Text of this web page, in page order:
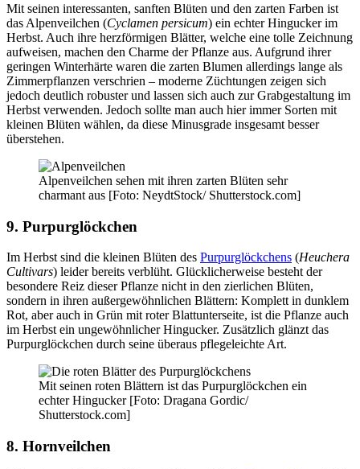
Mit seinen interessanten, sanften Blüten und den zarten Farben ist
das Alpenveilchen (Cyclamen persicum) ein echter Hingucker im
Herbst. Auch ihre herzförmigen Blätter, welche eine tolle Zeichnung
aufweisen, machen den Charme der Pflanze aus. Aufgrund ihrer
geringen Winterhärte waren die zarten Blumen allerdings lange als
Zimmerpflanzen verschrien – moderne Züchtungen zeigen sich
jedoch deutlich robuster und lassen sich auch zur Grabgestaltung im
Herbst verwenden. Jedoch sollte man auch hier immer Sorten mit
kleinen Blüten wählen, da diese Minusgrade insgesamt besser
überstehen.
Alpenveilchen sehen mit ihren zarten Blüten sehr
charmant aus [Foto: NeydtStock/ Shutterstock.com]
9. Purpurglöckchen
Im Herbst sind die kleinen Blüten des Purpurglöckchens (Heuchera
Cultivars) leider bereits verblüht. Glücklicherweise besteht der
besondere Reiz dieser Pflanze nicht in den zierlichen Blüten,
sondern in ihren außergewöhnlichen Blättern: Komplett in dunklem
Rot, aber auch in Grün mit roter Blattunterseite, ist die Pflanze auch
im Herbst ein ungewöhnlicher Hingucker. Zusätzlich glänzt das
Purpurglöckchen durch seine überaus pflegeleichte Art.
Mit seinen roten Blättern ist das Purpurglöckchen ein
echter Hingucker [Foto: Dragana Gordic/
Shutterstock.com]
8. Hornveilchen